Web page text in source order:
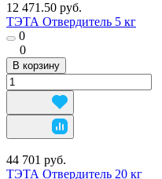
12 471.50 руб.
ТЭТА Отвердитель 5 кг
0
0
В корзину
44 701 руб.
ТЭТА Отвердитель 20 кг